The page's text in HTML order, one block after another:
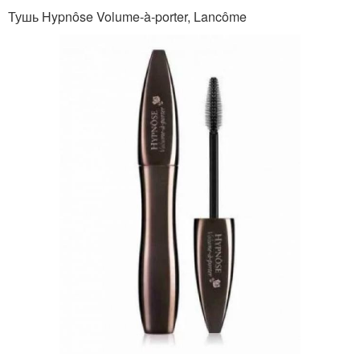
Тушь Hypnôse Volume-à-porter, Lancôme